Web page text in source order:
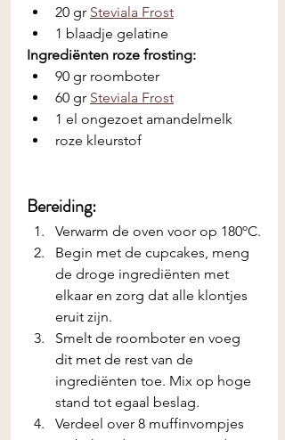
20 gr Steviala Frost
1 blaadje gelatine
Ingrediënten roze frosting:
90 gr roomboter
60 gr Steviala Frost
1 el ongezoet amandelmelk
roze kleurstof
Bereiding:
Verwarm de oven voor op 180ºC.
Begin met de cupcakes, meng
de droge ingrediënten met
elkaar en zorg dat alle klontjes
eruit zijn.
Smelt de roomboter en voeg
dit met de rest van de
ingrediënten toe. Mix op hoge
stand tot egaal beslag.
Verdeel over 8 muffinvompjes